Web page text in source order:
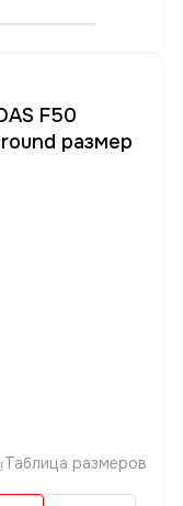
F50
размер
Таблица размеров